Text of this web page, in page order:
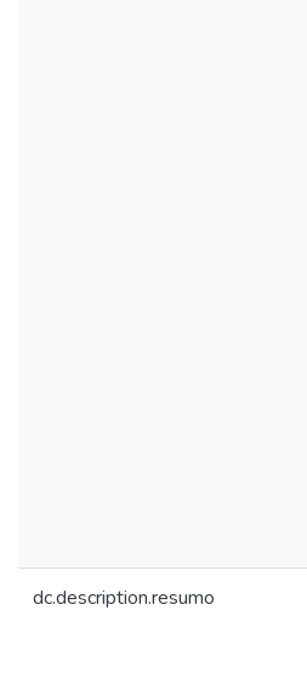
dc.description.resumo